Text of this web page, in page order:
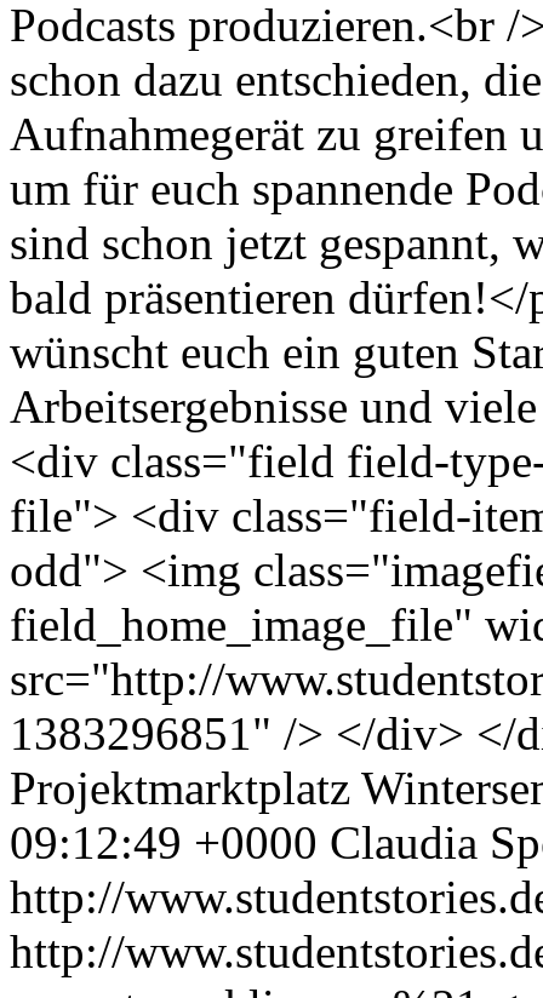
Podcasts produzieren.<br
schon dazu entschieden,
Aufnahmegerät zu greifen
um für euch spannende
sind schon jetzt gespannt,
bald präsentieren
wünscht euch ein guten
Arbeitsergebnisse und
<div class="field field-
file"> <div class="field-
odd"> <img
field_home_image_file"
src="http://
1383296851" /> </div>
Projektmarktplatz
09:12:49 +0000 Claudia
http://
http://